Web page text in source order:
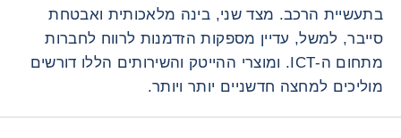
בתעשיית הרכב. מצד שני, בינה מלאכותית ואבטחת
סייבר, למשל, עדיין מספקות הזדמנות לרווח לחברות
מתחום ה-ICT. ומוצרי ההייטק והשירותים הללו דורשים
מוליכים למחצה חדשניים יותר ויותר.